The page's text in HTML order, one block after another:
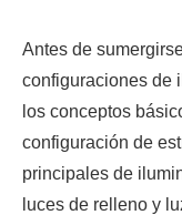
Antes de
configuraciones de
los conceptos
configuración de
principales de
luces de relleno y